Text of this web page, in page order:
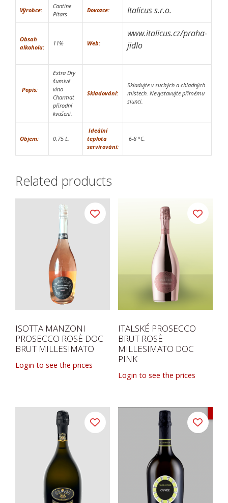
Výrobce:
Cantine
Pitars
Dovozce: Italicus s.r.o.
Obsah
alkoholu:
11% Web:
www.italicus.cz/praha-
jidlo
Popis:
Extra Dry
šumivé
vino
Charmat
přirodní
kvašení.
Skladování:
Skladujte v suchých a chladných
místech. Nevystavujte přímému
slunci.
Objem: 0,75 L.
Ideální
teplota
servírování:
6-8 °C.
Related products
ISOTTA MANZONI
PROSECCO ROSÈ DOC
BRUT MILLESIMATO
Login to see the prices
ITALSKÉ PROSECCO
BRUT ROSÈ
MILLESIMATO DOC
PINK
Login to see the prices